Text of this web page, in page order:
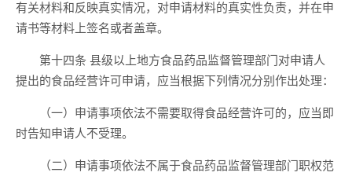
有关材料和反映真实情况，对申请材料的真实性负责，并在申
请书等材料上签名或者盖章。
第十四条 县级以上地方食品药品监督管理部门对申请人
提出的食品经营许可申请，应当根据下列情况分别作出处理：
（一）申请事项依法不需要取得食品经营许可的，应当即
时告知申请人不受理。
（二）申请事项依法不属于食品药品监督管理部门职权范